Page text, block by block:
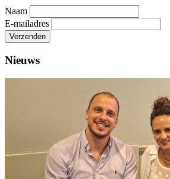
Naam
E-mailadres
Verzenden
Nieuws